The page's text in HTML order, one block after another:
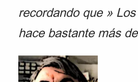
recordando que »
hace bastante más